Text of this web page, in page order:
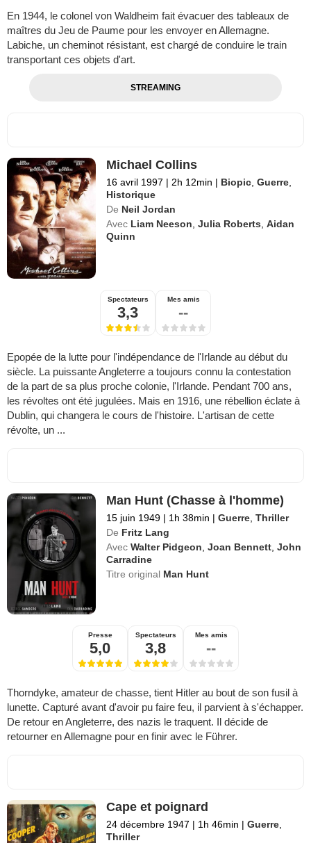
En 1944, le colonel von Waldheim fait évacuer des tableaux de
maîtres du Jeu de Paume pour les envoyer en Allemagne.
Labiche, un cheminot résistant, est chargé de conduire le train
transportant ces objets d'art.
STREAMING
Michael Collins
16 avril 1997 | 2h 12min | Biopic ,Guerre
Historique
De Neil Jordan
Avec Liam Neeson ,Julia Roberts ,Aidan
Quinn
Spectateurs
3,3
Mes amis
--
Epopée de la lutte pour l'indépendance de l'Irlande au début du
siècle. La puissante Angleterre a toujours connu la contestation
de la part de sa plus proche colonie, l'Irlande. Pendant 700 ans,
les révoltes ont été jugulées. Mais en 1916, une rébellion éclate à
Dublin, qui changera le cours de l'histoire. L'artisan de cette
révolte, un ...
Man Hunt (Chasse à l'homme)
15 juin 1949 | 1h 38min | Guerre ,Thriller
De Fritz Lang
Avec Walter Pidgeon ,Joan Bennett ,John
Carradine
Titre original Man Hunt
Presse
5,0
Spectateurs
3,8
Mes amis
--
Thorndyke, amateur de chasse, tient Hitler au bout de son fusil à
lunette. Capturé avant d'avoir pu faire feu, il parvient à s'échapper.
De retour en Angleterre, des nazis le traquent. Il décide de
retourner en Allemagne pour en finir avec le Führer.
Cape et poignard
24 décembre 1947 | 1h 46min | Guerre
Thriller